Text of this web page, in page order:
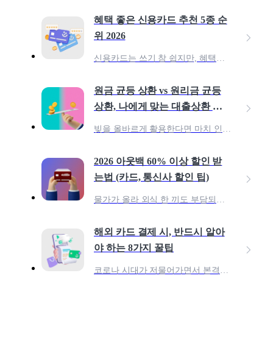
혜택 좋은 신용카드 추천 5종 순
위 2026
신용카드는 쓰기 참 쉽지만, 혜택을 100% 활용하려면 어떤 카드를 써야 할지 고민되죠? 종류도 너무 많아 내 소비 패턴에 딱 맞는 카드를 찾는 건 더 어렵게 느껴질 수 있습니다.
원금 균등 상환 vs 원리금 균등
상환, 나에게 맞는 대출상환 전
략은?
빚을 올바르게 활용한다면 마치 인간이 불을 발견한 것처럼 투자의 위대한 진전을 할 수 있다. 인간이 처음 불을 발견했을 때 아마 불은 두려움의 대상이었을 것이다. 아무도 불 근처에
2026 아웃백 60% 이상 할인 받
는법 (카드, 통신사 할인 팁)
물가가 올라 외식 한 끼도 부담되는 요즘, 그럼에도 여전히 아웃백은 줄 서서 먹는 레스토랑으로 남아 있습니다. ‘비싸다’는 인식이 있지만,멤버십·통신사·카드 혜택을 제대로만 조합하
해외 카드 결제 시, 반드시 알아
야 하는 8가지 꿀팁
코로나 시대가 저물어가면서 본격적으로 해외여행이 늘어나고 있고, 동시에 해외 카드 결제에 대해 알아보는 분들이 많습니다. 과거와는 다르게 최근 대부분의 해외국가에서 신용카드 결제가